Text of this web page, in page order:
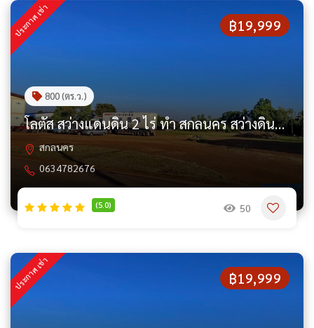
฿19,999
ประกาศ เช่า
800 (ตร.ว.)
โลตัส สว่างแดนดิน 2 ไร่ ทำ สกลนคร สว่างดินแดน ให้เช่าที่ดินถมแล้ว
สกลนคร
0634782676
(5.0) 50
฿19,999
ประกาศ เช่า